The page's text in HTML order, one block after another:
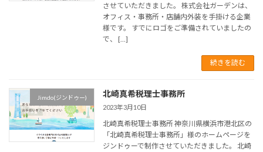
させていただきました。 株式会社ガーデンは、
オフィス・事務所・店舗内外装を手掛ける企業
様です。 すでにロゴをご準備されていましたの
で、 […]
続きを読む
Jimdo(ジンドゥー) 北崎真希税理士事務所
2023年3月10日
北崎真希税理士事務所 神奈川県横浜市港北区の
「北崎真希税理士事務所」様のホームページを
ジンドゥーで制作させていただきました。 北崎